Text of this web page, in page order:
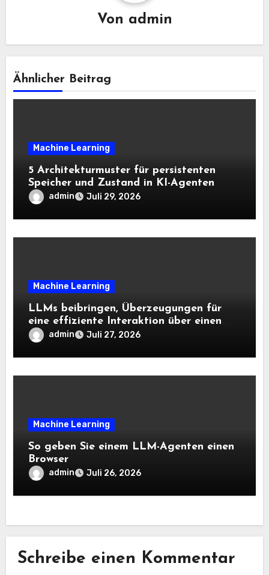
Von admin
Ähnlicher Beitrag
Machine Learning
5 Architekturmuster für persistenten
Speicher und Zustand in KI-Agenten
admin Juli 29, 2026
Machine Learning
LLMs beibringen, Überzeugungen für
eine effiziente Interaktion über einen
langen Horizont hinweg zu aktualisieren
– The Berkeley Synthetic Intelligence
Analysis Weblog
admin Juli 27, 2026
Machine Learning
So geben Sie einem LLM-Agenten einen
Browser
admin Juli 26, 2026
Schreibe einen Kommentar